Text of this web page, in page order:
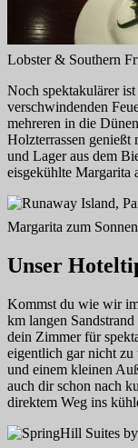
Lobster & Southern
Noch spektakulärer
verschwindenden
mehreren in die
Holzterrassen genießt
und Lager aus dem
eisgekühlte Margarita
Margarita zum
Unser
Kommst du wie wir
km langen
dein Zimmer für
eigentlich gar nicht
und einem kleinen
auch dir schon nach
direktem Weg ins